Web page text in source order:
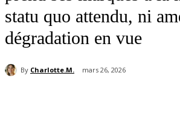
statu quo attendu, ni
dégradation en vue
By Charlotte.M. mars 26, 2026